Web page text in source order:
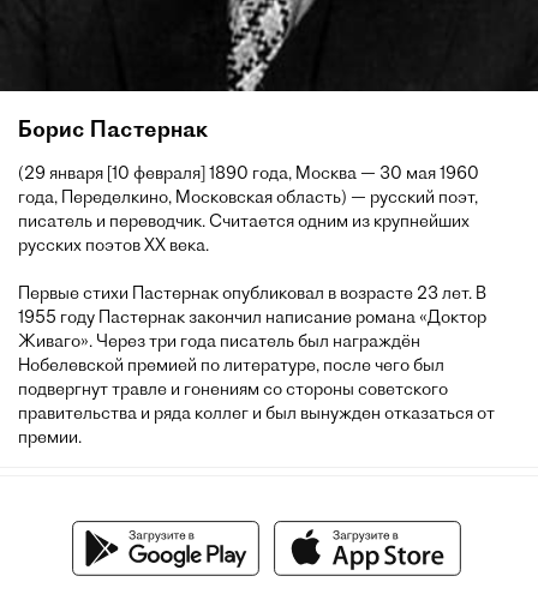
Борис Пастернак
(29 января [10 февраля] 1890 года, Москва — 30 мая 1960
года, Переделкино, Московская область) — русский поэт,
писатель и переводчик. Считается одним из крупнейших
русских поэтов XX века.
Первые стихи Пастернак опубликовал в возрасте 23 лет. В
1955 году Пастернак закончил написание романа «Доктор
Живаго». Через три года писатель был награждён
Нобелевской премией по литературе, после чего был
подвергнут травле и гонениям со стороны советского
правительства и ряда коллег и был вынужден отказаться от
премии.